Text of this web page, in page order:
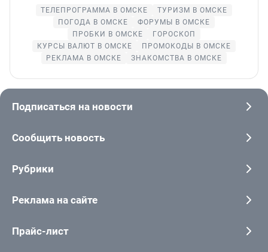
ТЕЛЕПРОГРАММА В ОМСКЕ
ТУРИЗМ В ОМСКЕ
ПОГОДА В ОМСКЕ
ФОРУМЫ В ОМСКЕ
ПРОБКИ В ОМСКЕ
ГОРОСКОП
КУРСЫ ВАЛЮТ В ОМСКЕ
ПРОМОКОДЫ В ОМСКЕ
РЕКЛАМА В ОМСКЕ
ЗНАКОМСТВА В ОМСКЕ
Подписаться на новости
Сообщить новость
Рубрики
Реклама на сайте
Прайс-лист